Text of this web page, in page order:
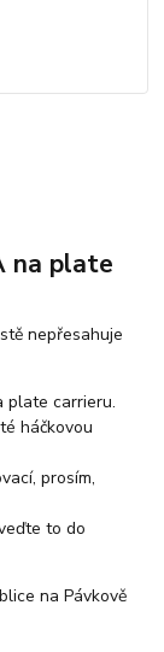
na plate
nepřesahuje
plate carrieru.
háčkovou
prosím,
to do
na Pávkově